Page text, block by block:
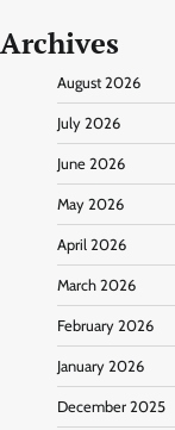
Archives
August 2026
July 2026
June 2026
May 2026
April 2026
March 2026
February 2026
January 2026
December 2025